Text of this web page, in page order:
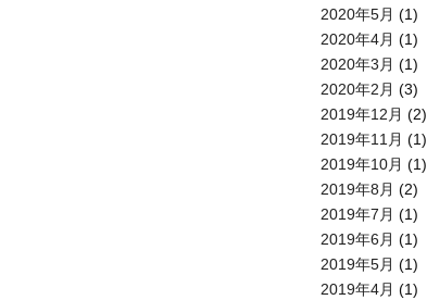
2020年5月 (1)
2020年4月 (1)
2020年3月 (1)
2020年2月 (3)
2019年12月 (2)
2019年11月 (1)
2019年10月 (1)
2019年8月 (2)
2019年7月 (1)
2019年6月 (1)
2019年5月 (1)
2019年4月 (1)